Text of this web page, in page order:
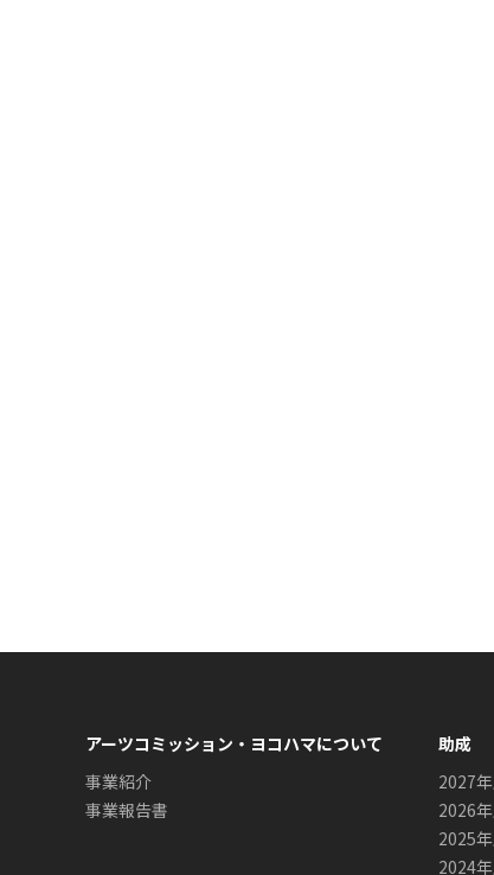
アーツコミッション・ヨコハマについて
事業紹介
事業報告書
助成
2027
2026
2025
2024